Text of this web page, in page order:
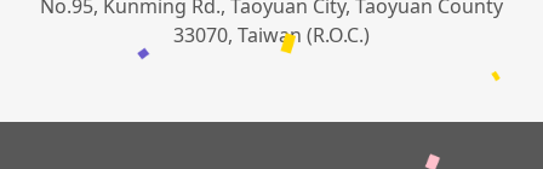
No.95, Kunming Rd., Taoyuan City, Taoyuan County
33070, Taiwan (R.O.C.)